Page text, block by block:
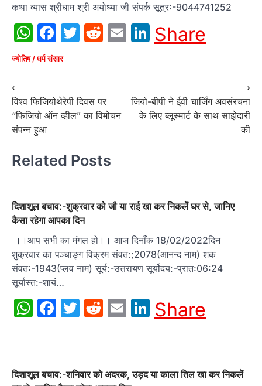
कथा व्यास श्रीधाम श्री अयोध्या जी संपर्क सूत्र:-9044741252
WhatsApp
Facebook
Twitter
Reddit
EmailLinkedIn
Share
ज्योतिष / धर्म संसार
Post
navigation
⟵
विश्व फिजियोथेरेपी दिवस पर
“फिजियो ऑन व्हील” का विमोचन
संपन्न हुआ
जियो-बीपी ने ईवी चार्जिंग अवसंरचना
के लिए ब्लूस्मार्ट के साथ साझेदारी
की
⟶
Related Posts
दिशाशूल बचाव:-शुक्रवार को जौ या राई खा कर निकलें घर से, जानिए
कैसा रहेगा आपका दिन
।।आप सभी का मंगल हो।। आज दिनाँक 18/02/2022दिन
शुक्रवार का पञ्चाङ्ग विक्रम संवत:;2078(आनन्द नाम) शक
संवत:-1943(प्लव नाम) सूर्य:-उत्तरायण सूर्योदय:-प्रातः06:24
सूर्यास्त:-शायं…
WhatsApp
Facebook
Twitter
Reddit
EmailLinkedIn
Share
दिशाशूल बचाव:-शनिवार को अदरक, उड़द या काला तिल खा कर निकलें